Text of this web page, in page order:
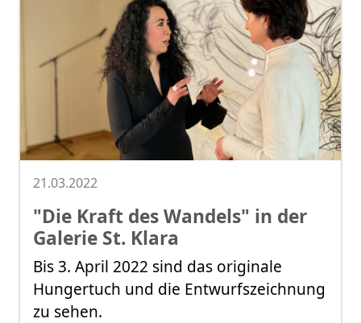
21.03.2022
"Die Kraft des Wandels" in der
Galerie St. Klara
Bis 3. April 2022 sind das originale
Hungertuch und die Entwurfszeichnung
zu sehen.